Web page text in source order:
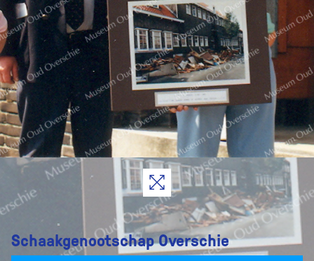
Schaakgenootschap Overschie